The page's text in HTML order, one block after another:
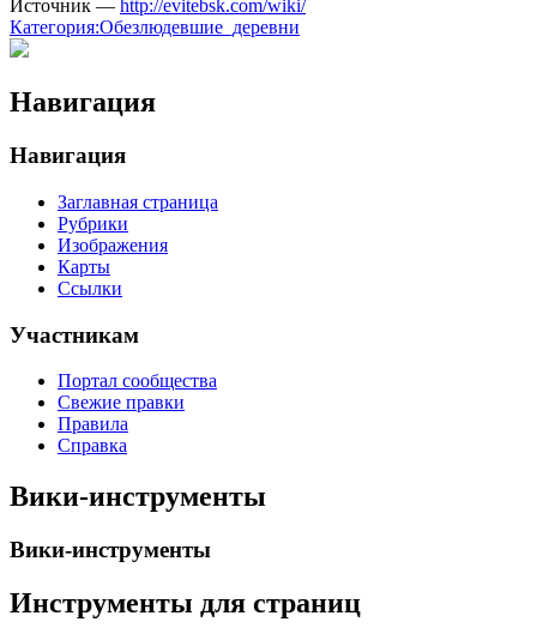
Источник — http://evitebsk.com/wiki/
Категория:Обезлюдевшие_деревни
Навигация
Навигация
Заглавная страница
Рубрики
Изображения
Карты
Ссылки
Участникам
Портал сообщества
Свежие правки
Правила
Справка
Вики-инструменты
Вики-инструменты
Инструменты для страниц